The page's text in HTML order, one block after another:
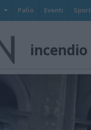
Palio Eventi Sport